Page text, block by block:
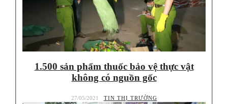
1.500 sản phẩm thuốc bảo vệ thực vật
không có nguồn gốc
27/05/2021 TIN THỊ TRƯỜNG